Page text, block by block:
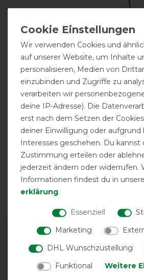
Einfacher
Frontverschluss
Wir verwenden Cookies und
auf unserer Website, um Inhalte
personalisieren, Medien von
einzubinden und Zugriffe zu
verarbeiten wir
deine IP-Adresse). Die
erst nach dem Setzen der
deiner Einwilligung oder
Interesses geschehen. Du kannst
Zustimmung erteilen oder
jederzeit ändern oder widerrufen.
Informationen findest du in
erklärung.
Essenziell
Marketing
DHL Wunschzustellung
Funktional
Weitere